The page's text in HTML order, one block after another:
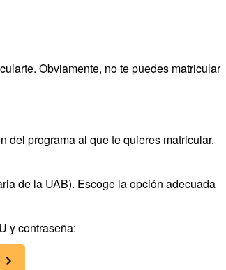
Obviamente, no te puedes matricular
del programa al que te quieres matricular.
de la UAB). Escoge la opción adecuada
y contraseña: